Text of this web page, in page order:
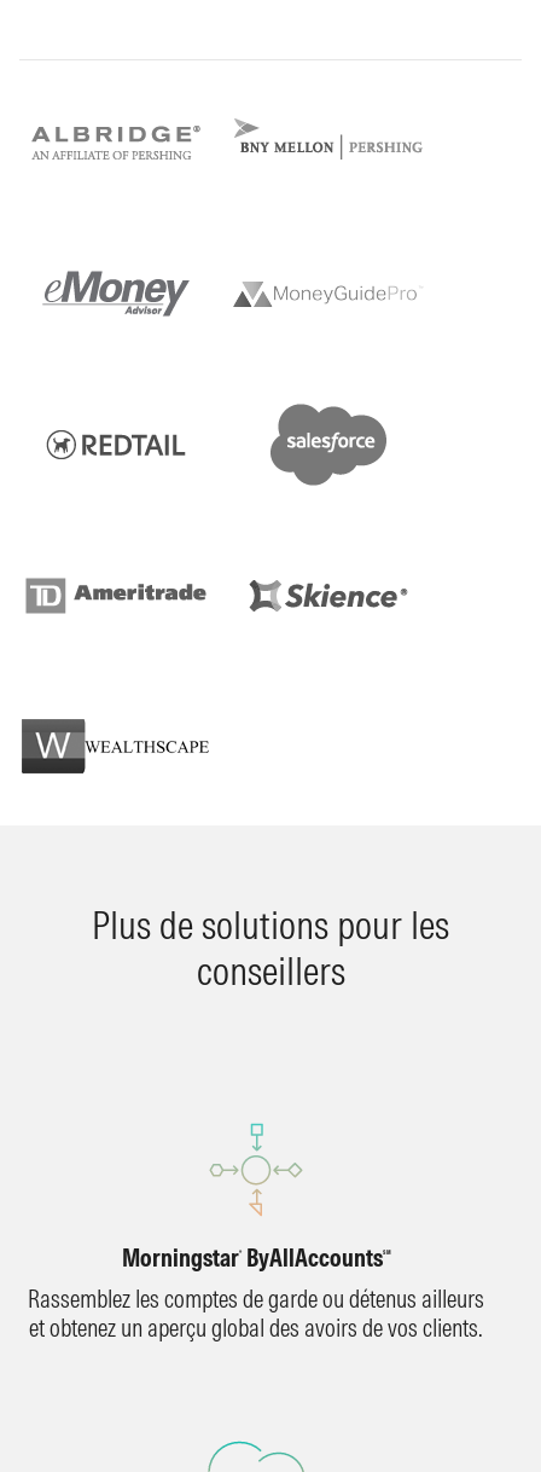
Plus de solutions pour les
conseillers
Morningstar®ByAllAccountsSM
Rassemblez les comptes de garde ou détenus ailleurs
et obtenez un aperçu global des avoirs de vos clients.